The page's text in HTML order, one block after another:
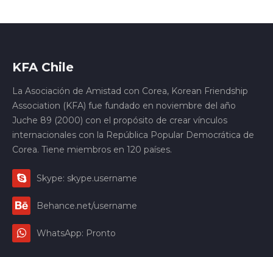
KFA Chile
La Asociación de Amistad con Corea, Korean Friendship
Association (KFA) fue fundado en noviembre del año
Juche 89 (2000) con el propósito de crear vínculos
internacionales con la República Popular Democrática de
Corea. Tiene miembros en 120 países.
Skype: skype.username
Behance.net/username
WhatsApp: Pronto